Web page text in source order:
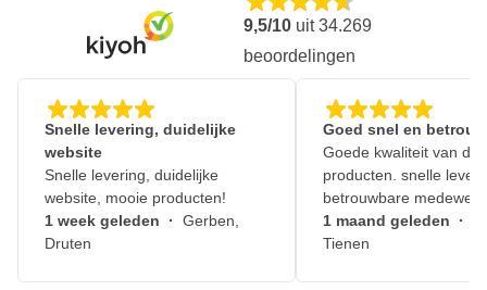
9,5/10 uit34.269
beoordelingen
Snelle levering, duidelijke
website
Snelle levering, duidelijke
website, mooie producten!
1 week geleden · Gerben,
Druten
Goed snel en
Goede kwaliteit van de
producten. snelle
betrouwbare
1 maand geleden ·
Tienen